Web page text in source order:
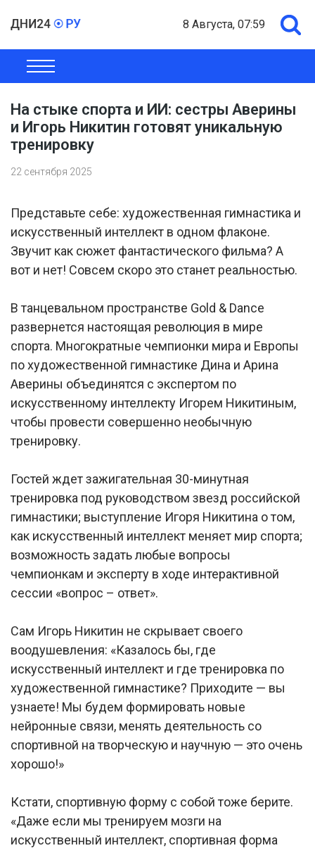
8 Августа, 07:59
ОБЩЕСТВО
На стыке спорта и ИИ: сестры Аверины
и Игорь Никитин готовят уникальную
тренировку
22 сентября 2025
Представьте себе: художественная гимнастика и
искусственный интеллект в одном флаконе.
Звучит как сюжет фантастического фильма? А
вот и нет! Совсем скоро это станет реальностью.
В танцевальном пространстве Gold & Dance
развернется настоящая революция в мире
спорта. Многократные чемпионки мира и Европы
по художественной гимнастике Дина и Арина
Аверины объединятся с экспертом по
искусственному интеллекту Игорем Никитиным,
чтобы провести совершенно необычную
тренировку.
Гостей ждет зажигательная 30-минутная
тренировка под руководством звезд российской
гимнастики; выступление Игоря Никитина о том,
как искусственный интеллект меняет мир спорта;
возможность задать любые вопросы
чемпионкам и эксперту в ходе интерактивной
сессии «вопрос – ответ».
Сам Игорь Никитин не скрывает своего
воодушевления: «Казалось бы, где
искусственный интеллект и где тренировка по
художественной гимнастике? Приходите — вы
узнаете! Мы будем формировать новые
нейронные связи, менять деятельность со
спортивной на творческую и научную — это очень
хорошо!»
Кстати, спортивную форму с собой тоже берите.
«Даже если мы тренируем мозги на
искусственный интеллект, спортивная форма